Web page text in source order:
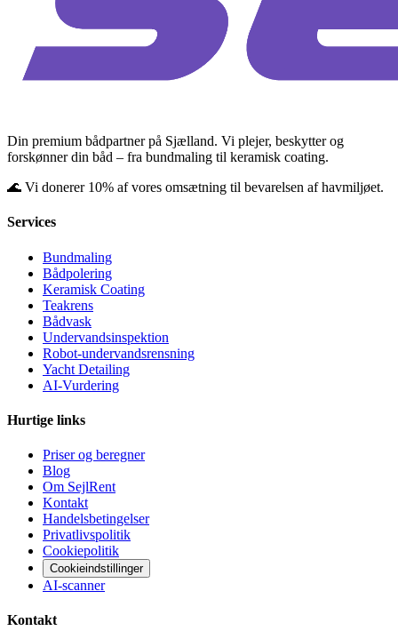
Din premium bådpartner på Sjælland. Vi plejer, beskytter og
forskønner din båd – fra bundmaling til keramisk coating.
🌊 Vi donerer 10% af vores omsætning til bevarelsen af havmiljøet.
Services
Bundmaling
Bådpolering
Keramisk Coating
Teakrens
Bådvask
Undervandsinspektion
Robot-undervandsrensning
Yacht Detailing
AI-Vurdering
Hurtige links
Priser og beregner
Blog
Om SejlRent
Kontakt
Handelsbetingelser
Privatlivspolitik
Cookiepolitik
Cookieindstillinger
AI-scanner
Kontakt